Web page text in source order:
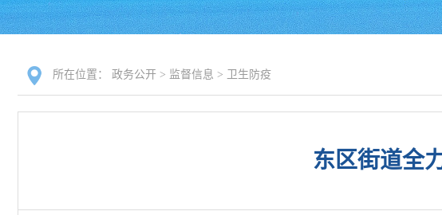
所在位置： 政务公开 > 监督信息 > 卫生防疫
东区街道全